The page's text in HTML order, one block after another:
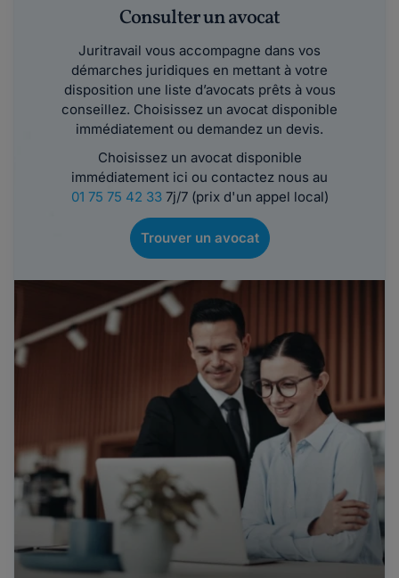
Consulter un avocat
Juritravail vous accompagne dans vos
démarches juridiques en mettant à votre
disposition une liste d’avocats prêts à vous
conseillez. Choisissez un avocat disponible
immédiatement ou demandez un devis.
Choisissez un avocat disponible
immédiatement ici ou contactez nous au
01 75 75 42 337j/7 (prix d'un appel local)
Trouver un avocat